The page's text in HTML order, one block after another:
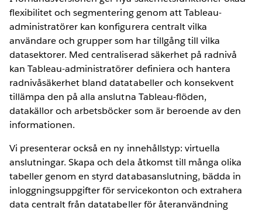
flexibilitet och segmentering genom att Tableau-
administratörer kan konfigurera centralt vilka
användare och grupper som har tillgång till vilka
datasektorer. Med centraliserad säkerhet på radnivå
kan Tableau-administratörer definiera och hantera
radnivåsäkerhet bland datatabeller och konsekvent
tillämpa den på alla anslutna Tableau-flöden,
datakällor och arbetsböcker som är beroende av den
informationen.
Vi presenterar också en ny innehållstyp: virtuella
anslutningar. Skapa och dela åtkomst till många olika
tabeller genom en styrd databasanslutning, bädda in
inloggningsuppgifter för servicekonton och extrahera
data centralt från datatabeller för återanvändning